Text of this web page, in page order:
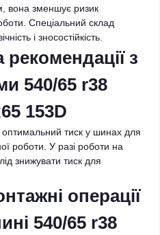
вона зменшує ризик
Спеціальний склад
і зносостійкість.
рекомендації з
540/65 r38
153D
оптимальний тиск у шинах для
роботи. У разі роботи на
знижувати тиск для
операції
540/65 r38